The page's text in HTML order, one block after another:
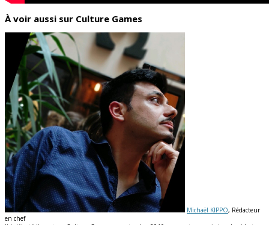
À voir aussi sur Culture Games
Michaël KIPPO, Rédacteur
en chef